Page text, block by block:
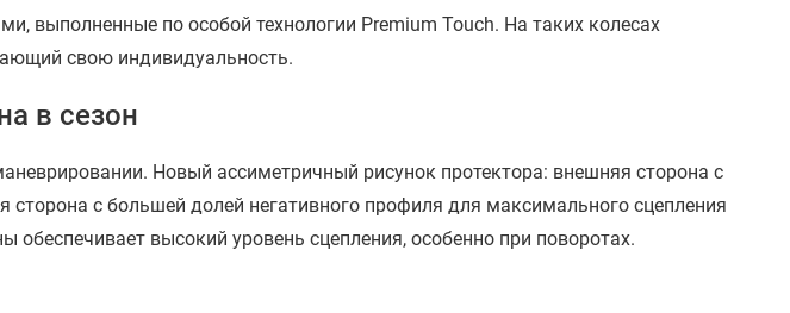
выполненные по особой технологии Premium Touch. На таких колесах
свою индивидуальность.
в сезон
Новый ассиметричный рисунок протектора: внешняя сторона с
с большей долей негативного профиля для максимального сцепления
высокий уровень сцепления, особенно при поворотах.